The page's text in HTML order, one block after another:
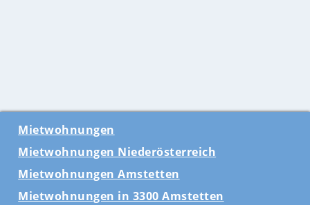
Mietwohnungen
Mietwohnungen Niederösterreich
Mietwohnungen Amstetten
Mietwohnungen in 3300 Amstetten